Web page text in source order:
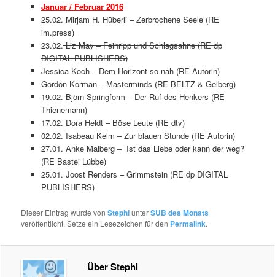
Januar / Februar 2016
25.02. Mirjam H. Hüberli –Zerbrochene Seele (RE
im.press)
23.02.Liz May – Feinripp und Schlagsahne (RE dp
DIGITAL PUBLISHERS)
Jessica Koch – Dem Horizont so nah (RE Autorin)
Gordon Korman – Masterminds (RE BELTZ & Gelberg)
19.02. Björn Springform – Der Ruf des Henkers (RE
Thienemann)
17.02. Dora Heldt – Böse Leute (RE dtv)
02.02. Isabeau Kelm – Zur blauen Stunde (RE Autorin)
27.01. Anke Maiberg – Ist das Liebe oder kann der weg?
(RE Bastei Lübbe)
25.01. Joost Renders – Grimmstein (RE dp DIGITAL
PUBLISHERS)
Dieser Eintrag wurde vonStephiunterSUB des Monats
veröffentlicht. Setze ein Lesezeichen für den Permalink.
Über Stephi